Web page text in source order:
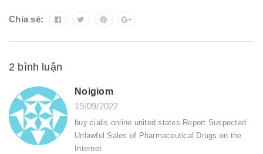
Chia sẻ:
2 bình luận
Noigiom
19/09/2022
buy cialis online united states Report Suspected
Unlawful Sales of Pharmaceutical Drugs on the
Internet